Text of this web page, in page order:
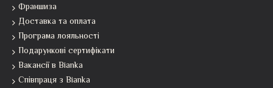
Франшиза
Доставка та оплата
Програма лояльності
Подарункові сертифікати
Вакансії в Bianka
Співпраця з Bianka